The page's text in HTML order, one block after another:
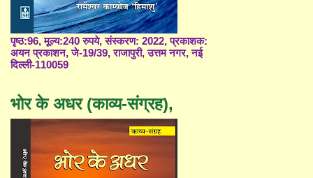
पृष्ठ:96, मूल्य:240 रुपये, संस्करण: 2022, प्रकाशक:
अयन प्रकाशन, जे-19/39, राजापुरी, उत्तम नगर, नई
दिल्ली-110059
भोर के अधर (काव्य-संग्रह),